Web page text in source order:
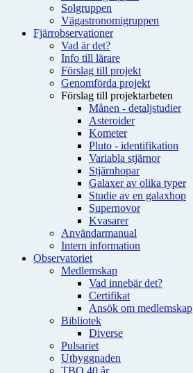
Solgruppen
Vägastronomigruppen
Fjärrobservationer
Vad är det?
Info till lärare
Förslag till projekt
Genomförda projekt
Förslag till projektarbeten
Månen - detaljstudier
Asteroider
Kometer
Pluto - identifikation
Variabla stjärnor
Stjärnhopar
Galaxer av olika typer
Studie av en galaxhop
Supernovor
Kvasarer
Användarmanual
Intern information
Observatoriet
Medlemskap
Vad innebär det?
Certifikat
Ansök om medlemskap
Bibliotek
Diverse
Pulsariet
Utbyggnaden
TBO 40 år